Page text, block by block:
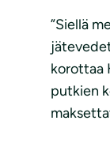
”Siellä
korottaa
putkien